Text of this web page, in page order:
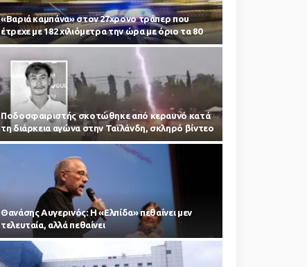
«Βαριά καμπάνα» στον 27χρονο τράπερ που
έτρεχε με 182 χιλιόμετρα την ώρα με όριο τα 80
Ποδοσφαιριστής σκοτώθηκε από κεραυνό κατά
τη διάρκεια αγώνα στην Ταϊλάνδη, σκληρό βίντεο
Θανάσης Αυγερινός: Η «Ελπίδα» πεθαίνει μεν
τελευταία, αλλά πεθαίνει